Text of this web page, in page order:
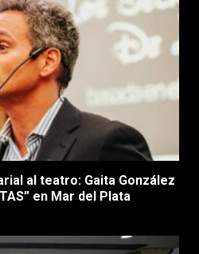
al teatro: Gaita González
en Mar del Plata